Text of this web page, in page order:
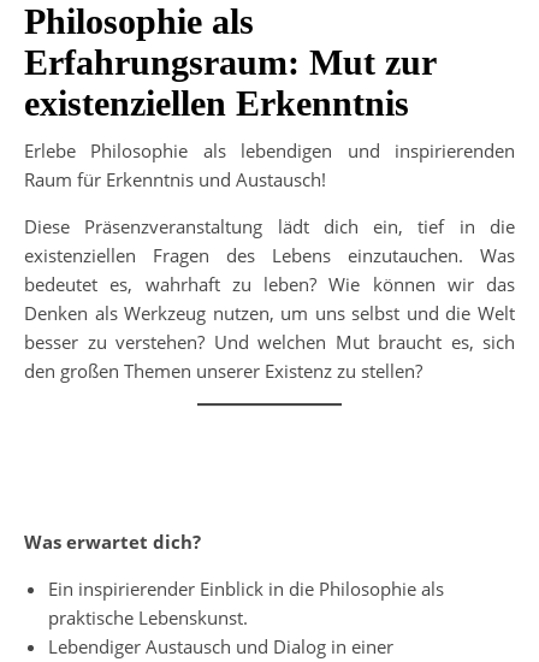
Philosophie als
Erfahrungsraum: Mut zur
existenziellen Erkenntnis
Erlebe Philosophie als lebendigen und inspirierenden
Raum für Erkenntnis und Austausch!
Diese Präsenzveranstaltung lädt dich ein, tief in die
existenziellen Fragen des Lebens einzutauchen. Was
bedeutet es, wahrhaft zu leben? Wie können wir das
Denken als Werkzeug nutzen, um uns selbst und die Welt
besser zu verstehen? Und welchen Mut braucht es, sich
den großen Themen unserer Existenz zu stellen?
Was erwartet dich?
Ein inspirierender Einblick in die Philosophie als
praktische Lebenskunst.
Lebendiger Austausch und Dialog in einer